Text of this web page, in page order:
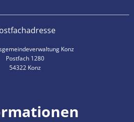
Konz
Postfach 1280
54322 Konz